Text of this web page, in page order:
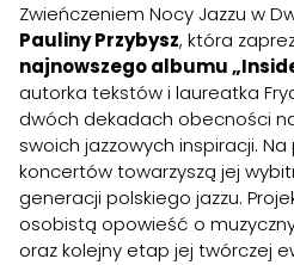
Zwieńczeniem Nocy Jazzu w
Pauliny Przybysz, która
najnowszego albumu
autorka tekstów i laureatka
dwóch dekadach obecności
swoich jazzowych inspiracji. Na
koncertów towarzyszą jej
generacji polskiego jazzu.
osobistą opowieść o
oraz kolejny etap jej twórczej